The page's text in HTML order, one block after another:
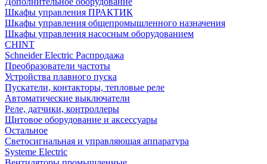
Шкафы управления ПРАКТИК
Шкафы управления общепромышленного назначения
Шкафы управления насосным оборудованием
CHINT
Schneider Electric Распродажа
Преобразователи частоты
Устройства плавного пуска
Пускатели, контакторы, тепловые реле
Автоматические выключатели
Реле, датчики, контроллеры
Щитовое оборудование и аксессуары
Остальное
Светосигнальная и управляющая аппаратура
Systeme Electric